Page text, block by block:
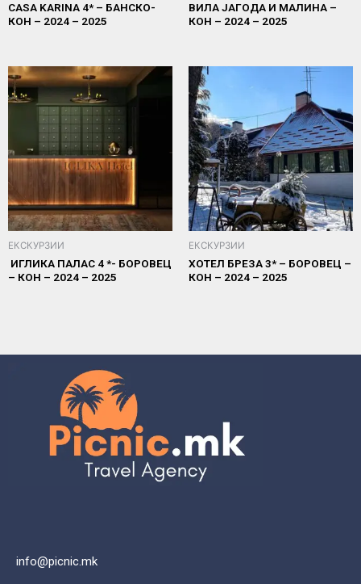
CASA KARINA 4* – БАНСКО-
КОН – 2024 – 2025
ВИЛА ЈАГОДА И МАЛИНА –
КОН – 2024 – 2025
ЕКСКУРЗИИ
ИГЛИКА ПАЛАС 4 *- БОРОВЕЦ
– КОН – 2024 – 2025
ЕКСКУРЗИИ
ХОТЕЛ БРЕЗА 3* – БОРОВЕЦ –
КОН – 2024 – 2025
info@picnic.mk